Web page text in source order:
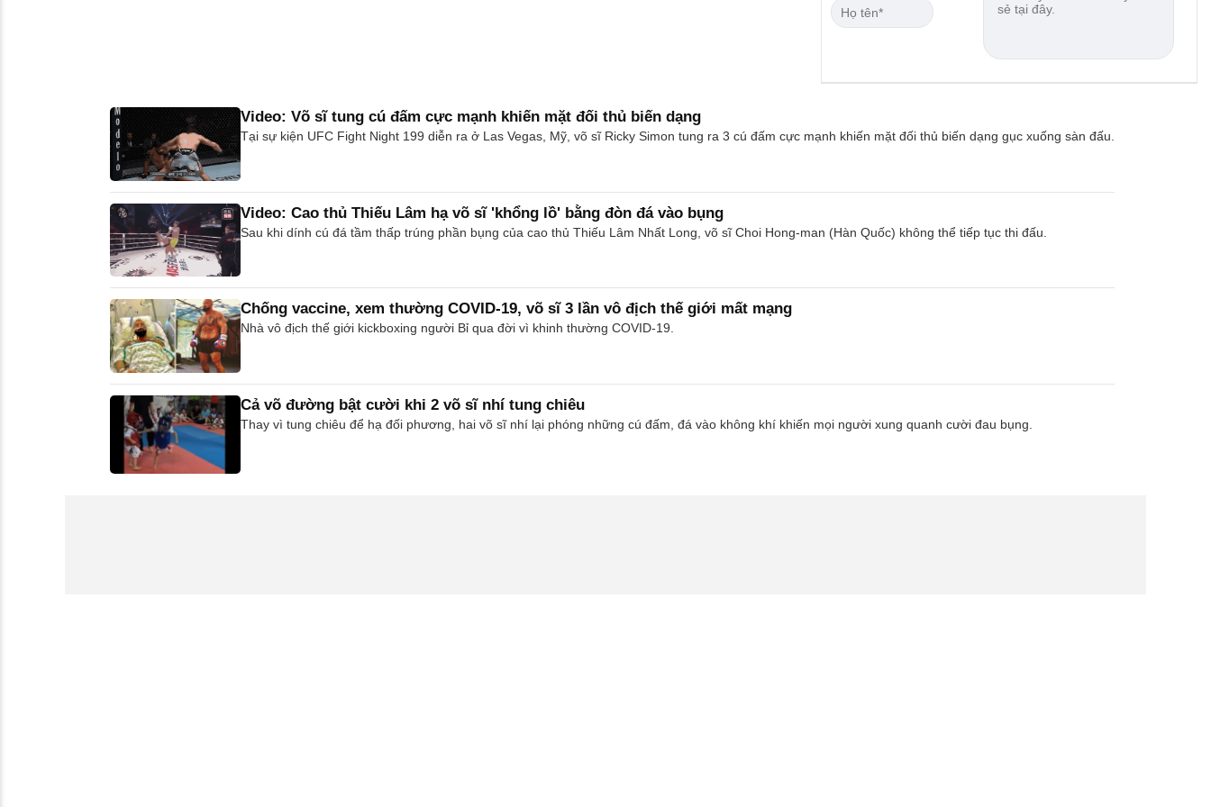
Video: Võ sĩ tung cú đấm cực mạnh khiến mặt đối thủ biến dạng
Tại sự kiện UFC Fight Night 199 diễn ra ở Las Vegas, Mỹ, võ sĩ Ricky Simon tung ra 3 cú đấm cực mạnh khiến mặt đối thủ biến dạng gục xuống sàn đấu.
Video: Cao thủ Thiếu Lâm hạ võ sĩ 'khổng lồ' bằng đòn đá vào bụng
Sau khi dính cú đá tầm thấp trúng phần bụng của cao thủ Thiếu Lâm Nhất Long, võ sĩ Choi Hong-man (Hàn Quốc) không thể tiếp tục thi đấu.
Chống vaccine, xem thường COVID-19, võ sĩ 3 lần vô địch thế giới mất mạng
Nhà vô địch thế giới kickboxing người Bỉ qua đời vì khinh thường COVID-19.
Cả võ đường bật cười khi 2 võ sĩ nhí tung chiêu
Thay vì tung chiêu để hạ đối phương, hai võ sĩ nhí lại phóng những cú đấm, đá vào không khí khiến mọi người xung quanh cười đau bụng.